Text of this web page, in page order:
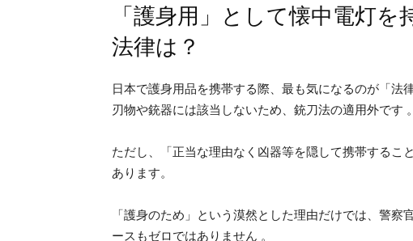
「護身用」として懐中電灯
法律は？
日本で護身用品を携帯する際、最も気になるのが「法
刃物や銃器には該当しないため、銃刀法の適用外です
ただし、「正当な理由なく凶器等を隠して携帯するこ
あります。
「護身のため」という漠然とした理由だけでは、警
ースもゼロではありません 。